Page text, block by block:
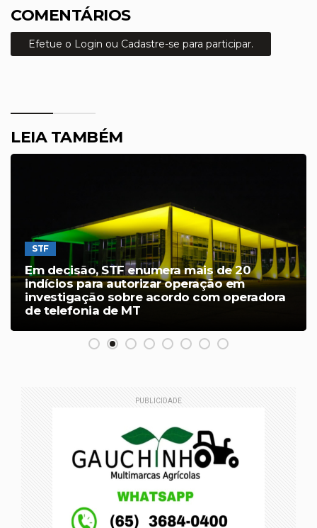
COMENTÁRIOS
Efetue o Login ou Cadastre-se para participar.
LEIA TAMBÉM
STF
Em decisão, STF enumera mais de 20
indícios para autorizar operação em
investigação sobre acordo com operadora
de telefonia de MT
PUBLICIDADE